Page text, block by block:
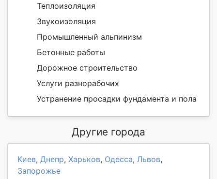
Теплоизоляция
Звукоизоляция
Промышленный альпинизм
Бетонные работы
Дорожное строительство
Услуги разнорабочих
Устранение просадки фундамента и пола
Другие города
Киев, Днепр, Харьков, Одесса, Львов,
Запорожье